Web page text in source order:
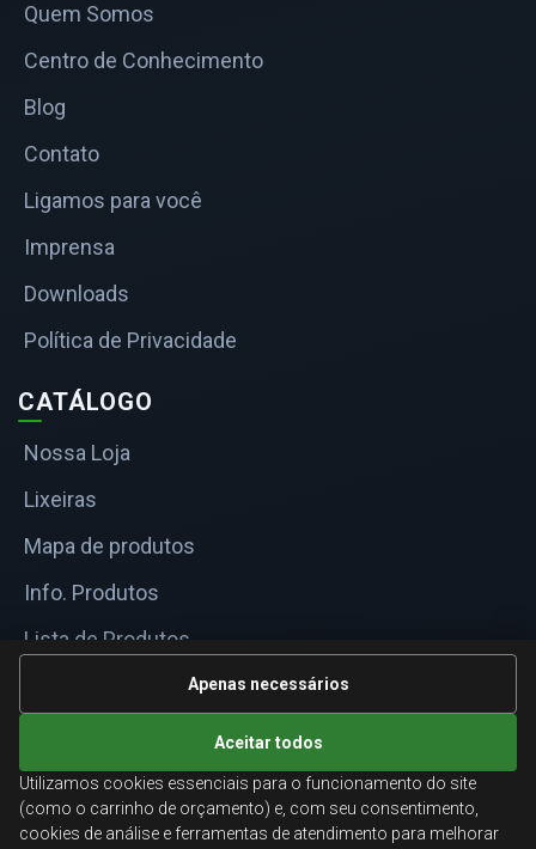
Quem Somos
Centro de Conhecimento
Blog
Contato
Ligamos para você
Imprensa
Downloads
Política de Privacidade
CATÁLOGO
Nossa Loja
Lixeiras
Mapa de produtos
Info. Produtos
Lista de Produtos
Informações Técnicas
ATENDIMENTO
Orçamentos corporativos, condições para empresas
Apenas necessários
Aceitar todos
Utilizamos cookies essenciais para o funcionamento do site
(como o carrinho de orçamento) e, com seu consentimento,
cookies de análise e ferramentas de atendimento para melhorar